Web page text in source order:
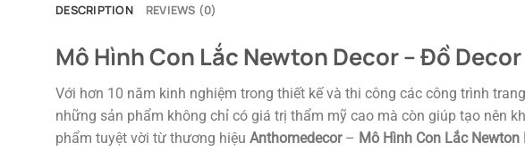
DESCRIPTION REVIEWS (0)
Mô Hình Con Lắc Newton Decor – Đồ
Với hơn 10 năm kinh nghiệm trong thiết kế và thi công các công trình
những sản phẩm không chỉ có giá trị thẩm mỹ cao mà còn giúp tạo nên
phẩm tuyệt vời từ thương hiệu Anthomedecor– Mô Hình Con Lắc Newton